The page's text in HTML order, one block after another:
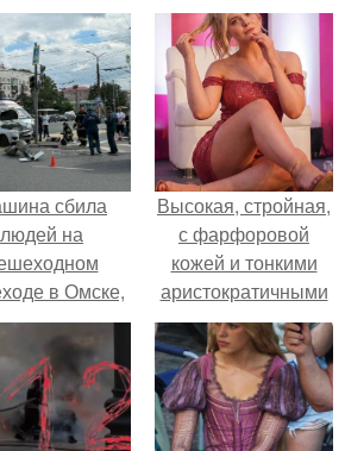
сбила
людей на
в Омске,
8
человек.
Высокая, стройная,
с фарфоровой
кожей и тонкими
аристократичными
чертами, эль
выглядит так, будто
сошла с полотна
художника.